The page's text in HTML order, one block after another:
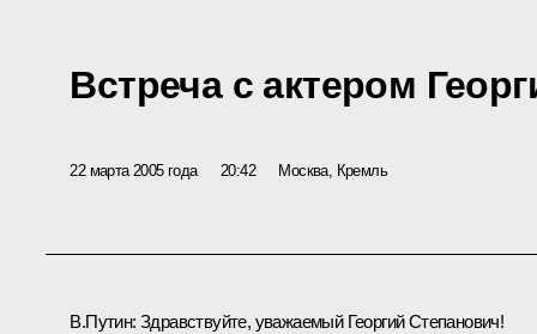
Встреча с актером
22 марта 2005 года 20:42 Москва, Кремль
В.Путин: Здравствуйте, уважаемый Георгий Степанович!